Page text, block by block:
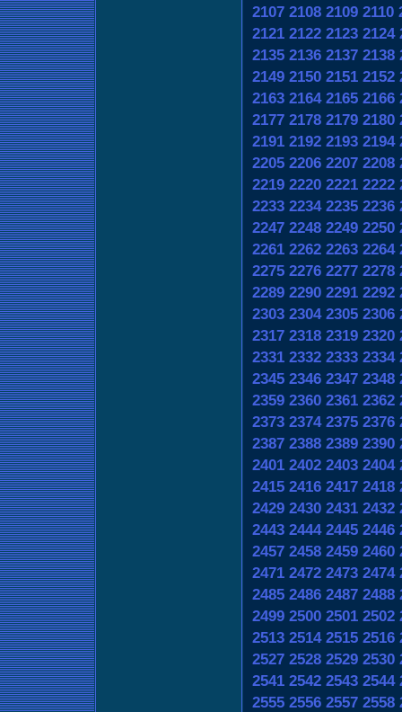
2107 2108 2109 2110
2121 2122 2123 2124
2135 2136 2137 2138
2149 2150 2151 2152
2163 2164 2165 2166
2177 2178 2179 2180
2191 2192 2193 2194
2205 2206 2207 2208
2219 2220 2221 2222
2233 2234 2235 2236
2247 2248 2249 2250
2261 2262 2263 2264
2275 2276 2277 2278
2289 2290 2291 2292
2303 2304 2305 2306
2317 2318 2319 2320
2331 2332 2333 2334
2345 2346 2347 2348
2359 2360 2361 2362
2373 2374 2375 2376
2387 2388 2389 2390
2401 2402 2403 2404
2415 2416 2417 2418
2429 2430 2431 2432
2443 2444 2445 2446
2457 2458 2459 2460
2471 2472 2473 2474
2485 2486 2487 2488
2499 2500 2501 2502
2513 2514 2515 2516
2527 2528 2529 2530
2541 2542 2543 2544
2555 2556 2557 2558